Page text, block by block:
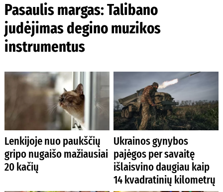
Pasaulis margas: Talibano
judėjimas degino muzikos
instrumentus
Lenkijoje nuo paukščių
gripo nugaišo mažiausiai
20 kačių
Ukrainos gynybos
pajėgos per savaitę
išlaisvino daugiau kaip
14 kvadratinių kilometrų